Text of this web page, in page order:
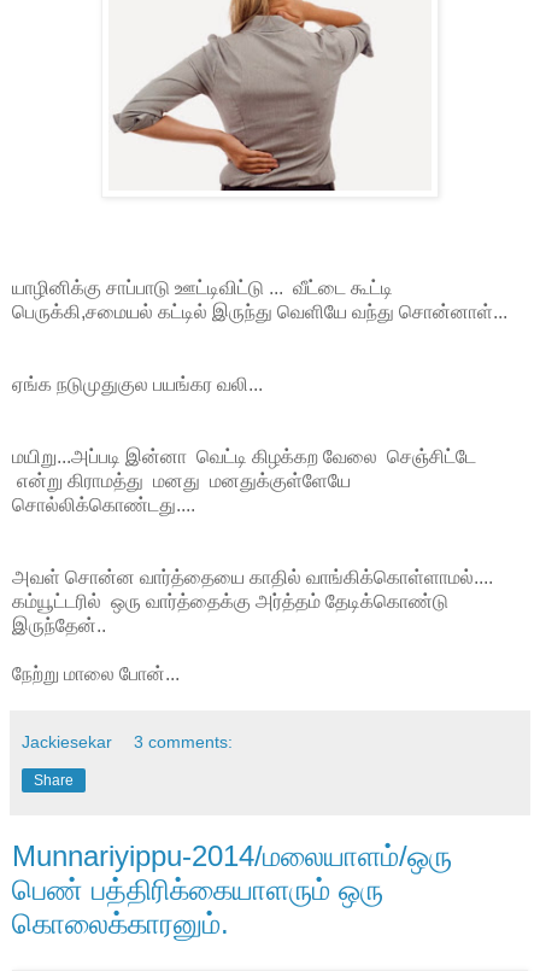
யாழினிக்கு சாப்பாடு ஊட்டிவிட்டு ... வீட்டை கூட்டி
பெருக்கி,சமையல் கட்டில் இருந்து வெளியே வந்து சொன்னாள்...
ஏங்க நடுமுதுகுல பயங்கர வலி...
மயிறு...அப்படி இன்னா வெட்டி கிழக்கற வேலை செஞ்சிட்டே
என்று கிராமத்து மனது மனதுக்குள்ளேயே
சொல்லிக்கொண்டது....
அவள் சொன்ன வார்த்தையை காதில் வாங்கிக்கொள்ளாமல்....
கம்யூட்டரில் ஒரு வார்த்தைக்கு அர்த்தம் தேடிக்கொண்டு
இருந்தேன்..
நேற்று மாலை போன்...
Jackiesekar 3 comments:
Share
Munnariyippu-2014/மலையாளம்/ஒரு
பெண் பத்திரிக்கையாளரும் ஒரு
கொலைக்காரனும்.